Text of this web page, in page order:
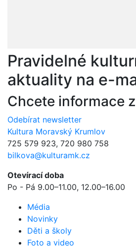
Pravidelné
aktuality na e-
Chcete informace
Odebírat newsletter
Kultura Moravský Krumlov
725 579 923, 720 980 758
bilkova@kulturamk.cz
Otevírací doba
Po - Pá 9.00–11.00, 12.00–16.00
Média
Novinky
Děti a školy
Foto a video